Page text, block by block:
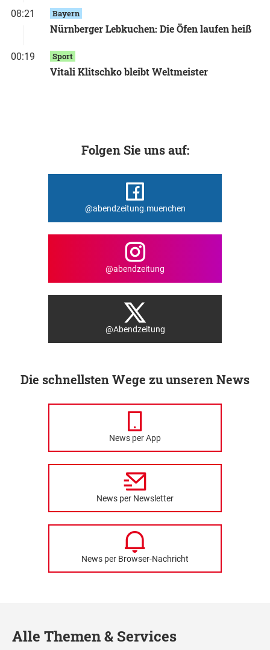
08:21 Bayern
Nürnberger Lebkuchen: Die Öfen laufen heiß
00:19 Sport
Vitali Klitschko bleibt Weltmeister
Folgen Sie uns auf:
@abendzeitung.muenchen
@abendzeitung
@Abendzeitung
Die schnellsten Wege zu unseren News
News per App
News per Newsletter
News per Browser-Nachricht
Alle Themen & Services